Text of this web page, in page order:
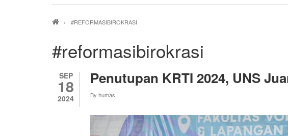
Breadcrumb
#REFORMASIBIROKRASI
#reformasibirokrasi
SEP
18
2024
Penutupan KRTI 2024, UNS
By humas